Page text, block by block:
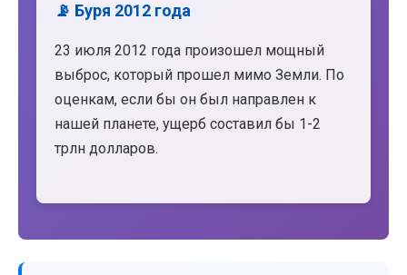
📡 Буря 2012 года
23 июля 2012 года произошел мощный
выброс, который прошел мимо Земли. По
оценкам, если бы он был направлен к
нашей планете, ущерб составил бы 1-2
трлн долларов.